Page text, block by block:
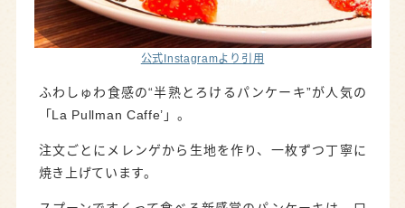
公式Instagramより引用
ふわしゅわ食感の“半熟とろけるパンケーキ”が人気の
「La Pullman Caffe’」。
注文ごとにメレンゲから生地を作り、一枚ずつ丁寧に
焼き上げています。